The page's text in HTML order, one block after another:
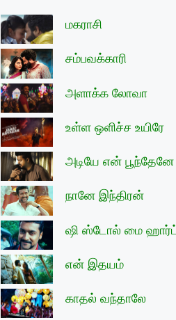
மகராசி
சம்பவக்காரி
அளாக்க லோவா
உள்ள ஒளிச்ச உயிரே
அடியே என் பூந்தேனே
நானே இந்திரன்
ஷி ஸ்டோல் மை ஹார்ட்
என் இதயம்
காதல் வந்தாலே